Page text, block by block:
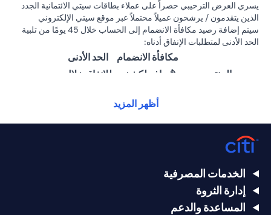
يسري العرض الترحيبي حصراً على عملاء بطاقات سيتي الائتمانية الجدد
الذين يتقدمون / يرشحون عميلاً محتملاً عبر موقع سيتي الإلكتروني
سيتم إضافة رصيد مكافأة الانضمام إلى الحساب خلال 45 يومًا من تلبية
الحد الأدنى لمتطلبات الإنفاق أدناه:
المنتج
مكافأة الانضمام
(تُضاف لكشف
الحد الأدنى
للإنفاق خلال
سيتي ألتيما
درهم
بطاقة سيتي
بريستيج الائتمانية
أظهر المزيد
الخدمات المصرفية
إدارة الثروة
المساعدة والدعم